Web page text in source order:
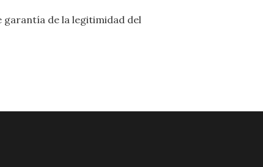
garantía de la legitimidad del